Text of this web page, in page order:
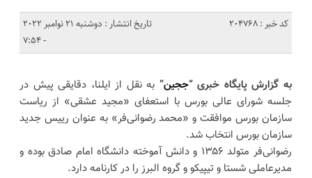
کد خبر : 204768
تاریخ انتشار : دوشنبه 21 نوامبر 2022
- 7:54
به گزارش پایگاه خبری “ججین” به نقل از ایلنا، دقایقی پیش در
جلسه شورای عالی بورس با استعفای «مجید عشقی» از ریاست
سازمان بورس موافقت و «محمد رضوانی‌فر» به عنوان رییس جدید
سازمان بورس انتخاب شد.
رضوانی‌فر متولد ۱۳۵۶ و دانش آموخته دانشگاه امام صادق بوده و
مدیرعاملی شستا و تیپیکو و گروه البرز را در کارنامه دارد.